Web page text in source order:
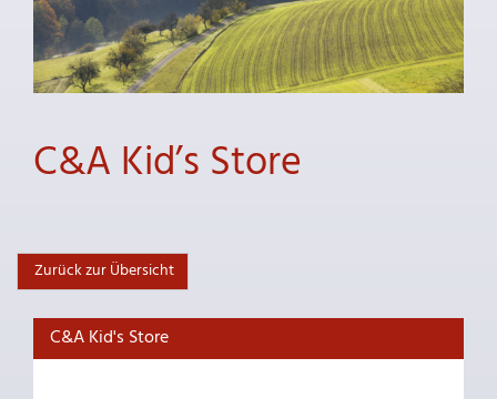
C&A Kid’s Store
Zurück zur Übersicht
C&A Kid's Store